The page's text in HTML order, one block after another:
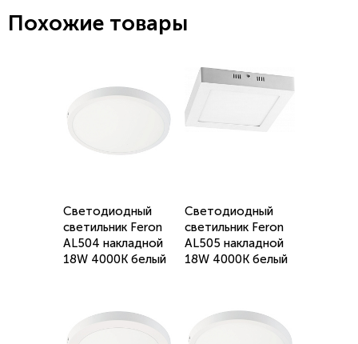
Похожие товары
Светодиодный
светильник Feron
AL504 накладной
18W 4000K белый
Светодиодный
светильник Feron
AL505 накладной
18W 4000K белый